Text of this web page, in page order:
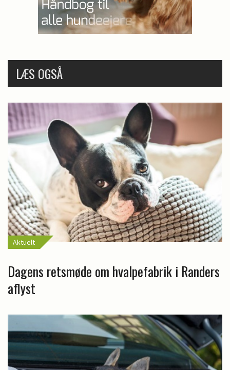
LÆS OGSÅ
Aktuelt
Dagens retsmøde om hvalpefabrik i Randers
aflyst